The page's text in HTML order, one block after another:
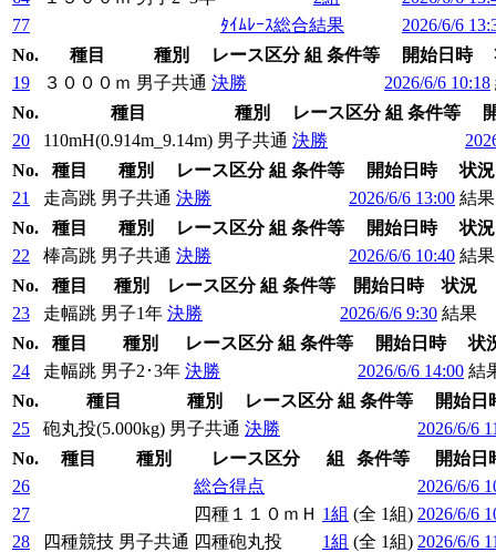
77
ﾀｲﾑﾚｰｽ総合結果
2026/6/6
No.
種目 種別 レース区分 組 条件等 開始日時
19
３０００ｍ 男子共通 決勝 2026/6/6 10:18
No.
種目 種別 レース区分 組 条件等
20
110mH(0.914m_9.14m) 男子共通 決勝
No.
種目 種別 レース区分 組 条件等 開始日時
状況
21
走高跳 男子共通 決勝 2026/6/6 13:00 結果
No.
種目 種別 レース区分 組 条件等 開始日時
状況
22
棒高跳 男子共通 決勝 2026/6/6 10:40 結果
No.
種目 種別 レース区分 組 条件等 開始日時
状況
23
走幅跳 男子1年 決勝 2026/6/6 9:30 結果
No.
種目 種別 レース区分 組 条件等 開始日時
状
24
走幅跳 男子2･3年 決勝 2026/6/6 14:00 結
No.
種目 種別 レース区分 組 条件等
開始日
25
砲丸投(5.000kg) 男子共通 決勝
2026/6/6
No.
種目 種別 レース区分 組 条件等
開始日
26
四種競技 男子共通
総合得点
2026/6/6
27
四種１１０ｍＨ 1組 (全 1組) 2026/6/6
28
四種砲丸投 1組 (全 1組) 2026/6/6